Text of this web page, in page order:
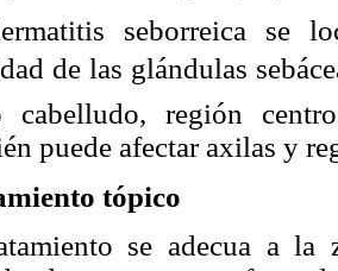
seborreica se
de las glándulas
cabelludo, región
puede afectar axilas y
tópico
se adecua a la